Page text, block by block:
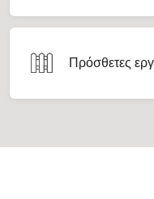
Πρόσθετες